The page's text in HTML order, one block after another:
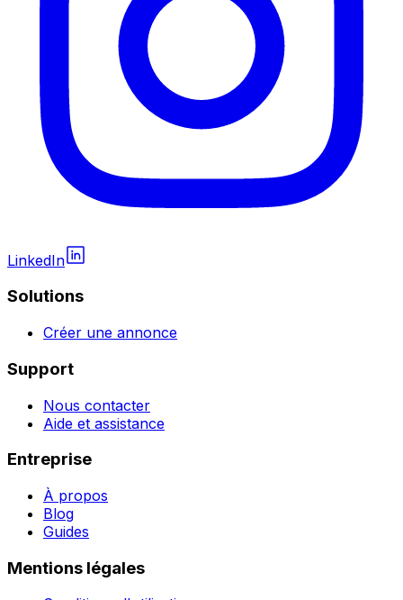
LinkedIn
Solutions
Créer une annonce
Support
Nous contacter
Aide et assistance
Entreprise
À propos
Blog
Guides
Mentions légales